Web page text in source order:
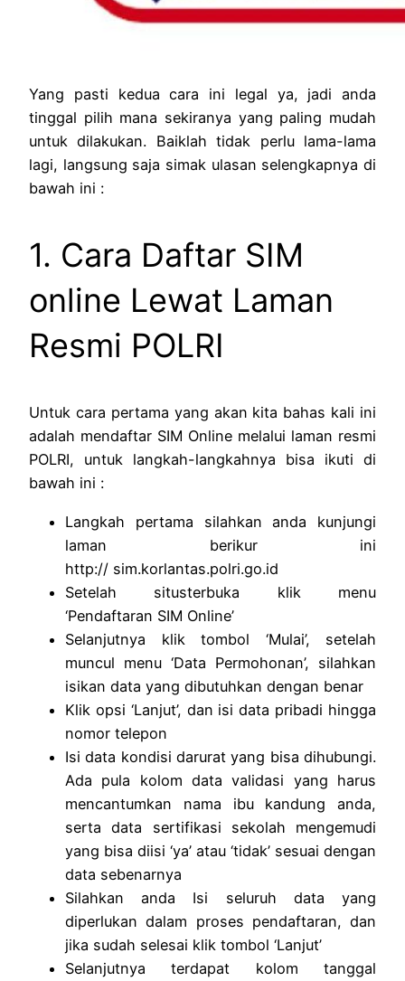
Yang pasti kedua cara ini legal ya, jadi anda
tinggal pilih mana sekiranya yang paling mudah
untuk dilakukan. Baiklah tidak perlu lama-lama
lagi, langsung saja simak ulasan selengkapnya di
bawah ini :
1. Cara Daftar SIM
online Lewat Laman
Resmi POLRI
Untuk cara pertama yang akan kita bahas kali ini
adalah mendaftar SIM Online melalui laman resmi
POLRI, untuk langkah-langkahnya bisa ikuti di
bawah ini :
Langkah pertama silahkan anda kunjungi
laman berikur ini
http:// sim.korlantas.polri.go.id
Setelah situsterbuka klik menu
‘Pendaftaran SIM Online’
Selanjutnya klik tombol ‘Mulai’, setelah
muncul menu ‘Data Permohonan’, silahkan
isikan data yang dibutuhkan dengan benar
Klik opsi ‘Lanjut’, dan isi data pribadi hingga
nomor telepon
Isi data kondisi darurat yang bisa dihubungi.
Ada pula kolom data validasi yang harus
mencantumkan nama ibu kandung anda,
serta data sertifikasi sekolah mengemudi
yang bisa diisi ‘ya’ atau ‘tidak’ sesuai dengan
data sebenarnya
Silahkan anda Isi seluruh data yang
diperlukan dalam proses pendaftaran, dan
jika sudah selesai klik tombol ‘Lanjut’
Selanjutnya terdapat kolom tanggal